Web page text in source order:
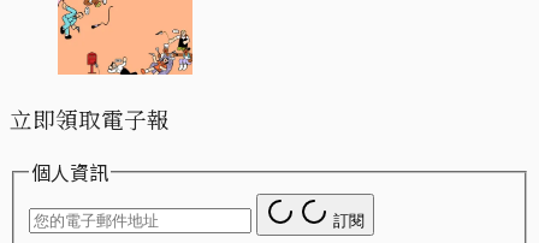
立即領取電子報
個人資訊
訂閱